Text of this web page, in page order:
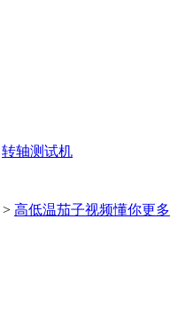
转轴测试机
> 高低温茄子视频懂你更多